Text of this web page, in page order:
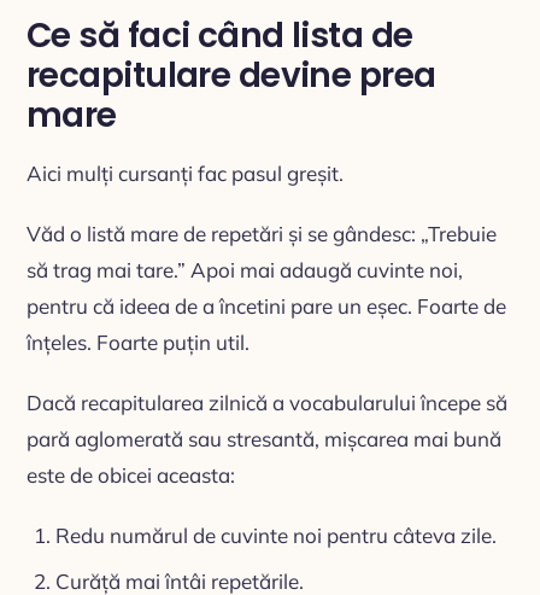
Ce să faci când lista de
recapitulare devine prea
mare
Aici mulți cursanți fac pasul greșit.
Văd o listă mare de repetări și se gândesc: „Trebuie
să trag mai tare.” Apoi mai adaugă cuvinte noi,
pentru că ideea de a încetini pare un eșec. Foarte de
înțeles. Foarte puțin util.
Dacă recapitularea zilnică a vocabularului începe să
pară aglomerată sau stresantă, mișcarea mai bună
este de obicei aceasta:
Redu numărul de cuvinte noi pentru câteva zile.
Curăță mai întâi repetările.